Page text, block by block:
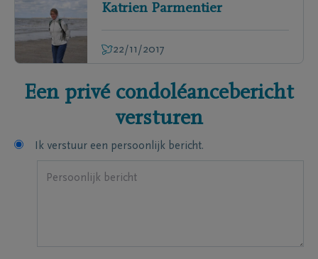
Katrien Parmentier
22/11/2017
Een privé condoléancebericht
versturen
Ik verstuur een persoonlijk bericht.